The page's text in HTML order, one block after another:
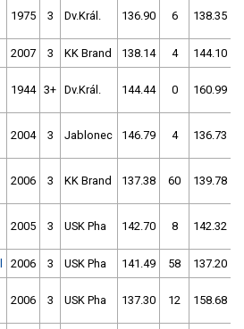
1975 3 Dv.Král. 136.90 6 138.35
2007 3 KK Brand 138.14 4 144.10
1944 3+ Dv.Král. 144.44 0 160.99
2004 3 Jablonec 146.79 4 136.73
2006 3 KK Brand 137.38 60 139.78
2005 3 USK Pha 142.70 8 142.32
2006 3 USK Pha 141.49 58 137.20
2006 3 USK Pha 137.30 12 158.68